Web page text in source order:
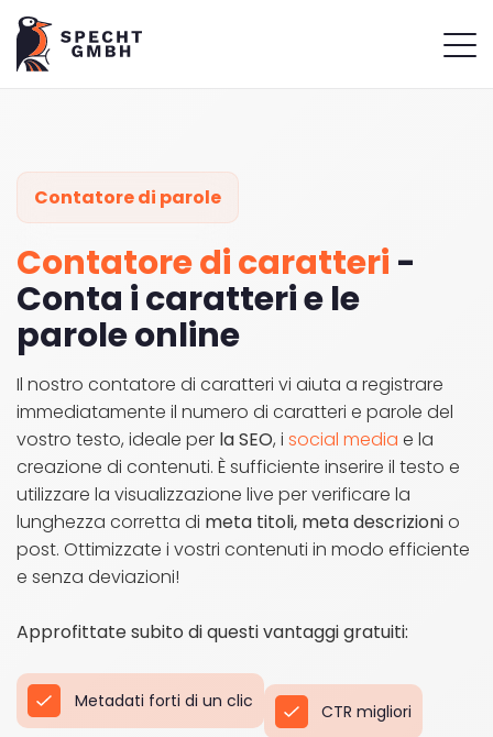
Contatore di parole
Contatore di caratteri -
Conta i caratteri e le
parole online
Il nostro contatore di caratteri vi aiuta a registrare
immediatamente il numero di caratteri e parole del
vostro testo, ideale per la SEO, i social media e la
creazione di contenuti. È sufficiente inserire il testo e
utilizzare la visualizzazione live per verificare la
lunghezza corretta di meta titoli, meta descrizionio
post. Ottimizzate i vostri contenuti in modo efficiente
e senza deviazioni!
Approfittate subito di questi vantaggi gratuiti:
Metadati forti di un clic CTR migliori